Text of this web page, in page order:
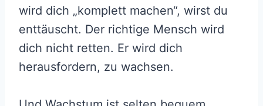
wird dich „komplett machen“, wirst du
enttäuscht. Der richtige Mensch wird
dich nicht retten. Er wird dich
herausfordern, zu wachsen.